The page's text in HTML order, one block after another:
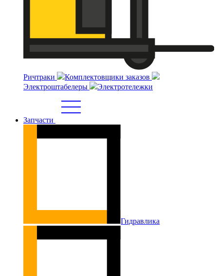
Ричтраки
Комплектовщики заказов
Электроштабелеры
Электротележки
Запчасти
Гидравлика